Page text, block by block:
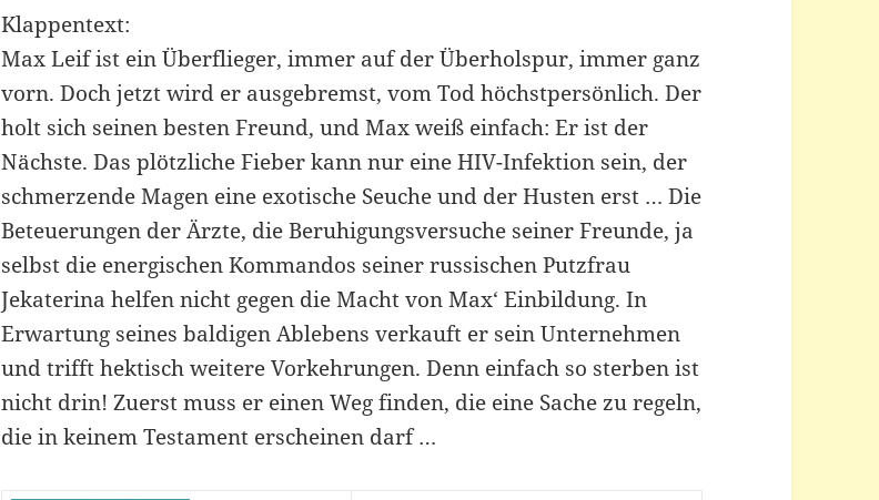
Klappentext:
Max Leif ist ein Überflieger, immer auf der Überholspur, immer ganz
vorn. Doch jetzt wird er ausgebremst, vom Tod höchstpersönlich. Der
holt sich seinen besten Freund, und Max weiß einfach: Er ist der
Nächste. Das plötzliche Fieber kann nur eine HIV-Infektion sein, der
schmerzende Magen eine exotische Seuche und der Husten erst … Die
Beteuerungen der Ärzte, die Beruhigungsversuche seiner Freunde, ja
selbst die energischen Kommandos seiner russischen Putzfrau
Jekaterina helfen nicht gegen die Macht von Max‘ Einbildung. In
Erwartung seines baldigen Ablebens verkauft er sein Unternehmen
und trifft hektisch weitere Vorkehrungen. Denn einfach so sterben ist
nicht drin! Zuerst muss er einen Weg finden, die eine Sache zu regeln,
die in keinem Testament erscheinen darf …